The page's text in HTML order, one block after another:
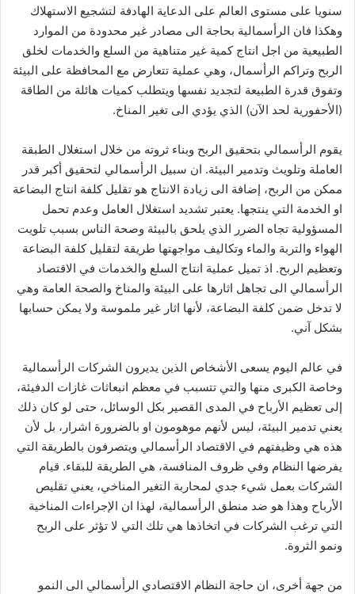
سنويا على مستوى العالم على الدعاية الهادفة لتشجيع الاستهلاك
وهكذا فان الرأسمالية بحاجة الى مصادر غير محدودة من الموارد
الطبيعية من اجل انتاج كمية غير متناهية من السلع والخدمات لخلق
الربح وتراكم الرأسمال، وهي عملية تتعارض مع المحافظة على البيئة
وتفوق قدرة الطبيعة لتجديد نفسها ويتطلب كميات هائلة من الطاقة
(الأحفورية لحد الآن) الذي يؤدي الى تغير المناخ.
يقوم الرأسمالي بتحقيق الربح وبناء ثروته من خلال استغلال الطبقة
العاملة وتلويث وتدمير البيئة. ان سبيل الرأسمالي لتحقيق أكبر قدر
ممكن من الربح، إضافة الى زيادة الانتاج هو تقليل كلفة انتاج البضاعة
او الخدمة التي ينتجها. يعتبر تشديد استغلال العامل وعدم تحمل
المسؤولية تجاه الضرر الذي يلحق بالبيئة وصحة الناس بسبب تلويت
الهواء والتربة والماء وتكاليف مواجهتها طريقة لتقليل كلفة البضاعة
وتعظيم الربح. اذ تميل عملية انتاج السلع والخدمات في الاقتصاد
الرأسمالي الى تجاهل اثارها على البيئة والمناخ والصحة العامة وهي
لا تدخل ضمن كلفة البضاعة، لأنها اثار غير ملموسة ولا يمكن حسابها
بشكل آني.
في عالم اليوم يسعى الأشخاص الذين يديرون الشركات الرأسمالية
وخاصة الكبرى منها والتي تتسبب في معظم انبعاثات غازات الدفيئة،
إلى تعظيم الأرباح في المدى القصير بكل الوسائل، حتى لو كان ذلك
يعني تدمير البيئة، ليس لأنهم موهومون او بالضرورة اشرار، بل لأن
هذه هي وظيفتهم في الاقتصاد الرأسمالي ويتصرفون بالطريقة التي
يفرضها النظام وفي ظروف المنافسة، هي الطريقة للبقاء. قيام
الشركات بعمل شيء جدي لمحاربة التغير المناخي، يعني تقليص
الأرباح وهذا هو ضد منطق الرأسمالية، لهذا ان الإجراءات المناخية
التي ترغب الشركات في اتخاذها هي تلك التي لا تؤثر على الربح
ونمو الثروة.
من جهة أخرى، ان حاجة النظام الاقتصادي الرأسمالي الى النمو